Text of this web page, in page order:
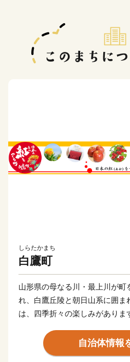
しらたかまち
白鷹町
山形県の母なる川・最上川が町
れ、白鷹丘陵と朝日山系に囲ま
は、四季折々の楽しみがありま
春はさくら。
樹齢約1200年の薬師桜や子守
自治体情報